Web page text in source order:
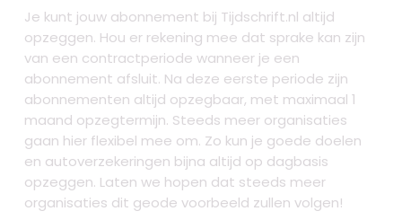
Je kunt jouw abonnement bij Tijdschrift.nl altijd
opzeggen. Hou er rekening mee dat sprake kan zijn
van een contractperiode wanneer je een
abonnement afsluit. Na deze eerste periode zijn
abonnementen altijd opzegbaar, met maximaal 1
maand opzegtermijn. Steeds meer organisaties
gaan hier flexibel mee om. Zo kun je goede doelen
en autoverzekeringen bijna altijd op dagbasis
opzeggen. Laten we hopen dat steeds meer
organisaties dit geode voorbeeld zullen volgen!